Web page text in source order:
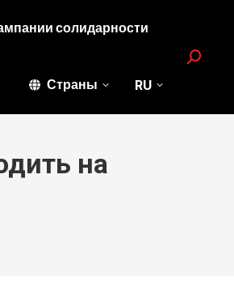
солидарности
Страны RU
Search:
на